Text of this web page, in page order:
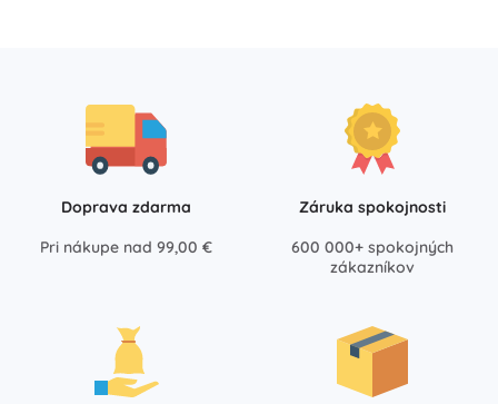
Doprava zdarma
Pri nákupe nad 99,00 €
Záruka spokojnosti
600 000+ spokojných
zákazníkov